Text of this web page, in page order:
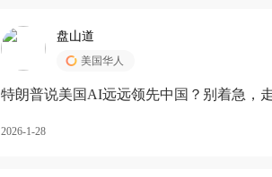
盘山道
美国华人
特朗普说美国AI远远领先中国？别着急，
2026-1-28